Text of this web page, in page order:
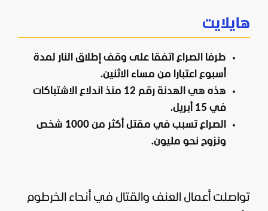
هايلايت
طرفا الصراع اتفقا على وقف إطلاق النار لمدة
أسبوع اعتبارا من مساء الاثنين.
هذه هي الهدنة رقم 12 منذ اندلاع الاشتباكات
في 15 أبريل.
الصراع تسبب في مقتل أكثر من 1000 شخص
ونزوح نحو مليون.
تواصلت أعمال العنف والقتال في أنحاء الخرطوم